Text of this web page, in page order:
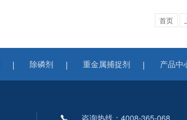
首页
除磷剂 重金属捕捉剂 产品中
咨询热线：4008-365-068